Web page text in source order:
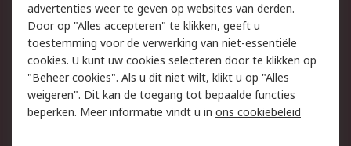
Wettelijk
Cookiebeleid
Email veiligheid
Privacybeleid
Websitevoorwaarden
Algemene
verkoopvoorwaarden
advertenties weer te geven op websites van derden.
Door op "Alles accepteren" te klikken, geeft u
toestemming voor de verwerking van niet-essentiële
cookies. U kunt uw cookies selecteren door te klikken op
"Beheer cookies". Als u dit niet wilt, klikt u op "Alles
weigeren". Dit kan de toegang tot bepaalde functies
beperken. Meer informatie vindt u in ons cookiebeleid